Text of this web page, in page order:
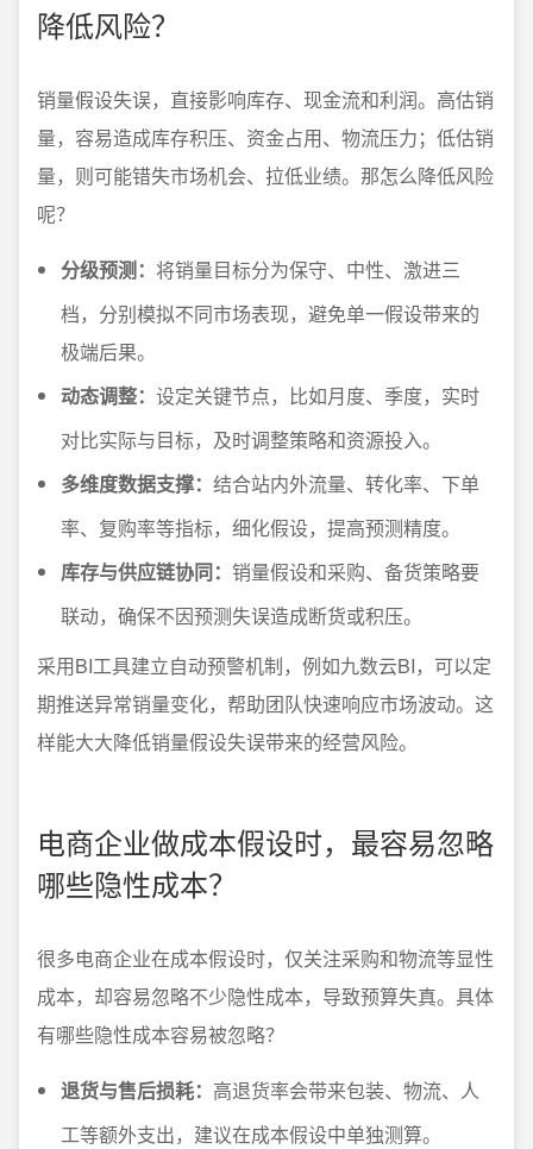
降低风险？
销量假设失误，直接影响库存、现金流和利润。高估销
量，容易造成库存积压、资金占用、物流压力；低估销
量，则可能错失市场机会、拉低业绩。那怎么降低风险
呢？
分级预测： 将销量目标分为保守、中性、激进三
档，分别模拟不同市场表现，避免单一假设带来的
极端后果。
动态调整： 设定关键节点，比如月度、季度，实时
对比实际与目标，及时调整策略和资源投入。
多维度数据支撑： 结合站内外流量、转化率、下单
率、复购率等指标，细化假设，提高预测精度。
库存与供应链协同： 销量假设和采购、备货策略要
联动，确保不因预测失误造成断货或积压。
采用BI工具建立自动预警机制，例如九数云BI，可以定
期推送异常销量变化，帮助团队快速响应市场波动。这
样能大大降低销量假设失误带来的经营风险。
电商企业做成本假设时，最容易忽略
哪些隐性成本？
很多电商企业在成本假设时，仅关注采购和物流等显性
成本，却容易忽略不少隐性成本，导致预算失真。具体
有哪些隐性成本容易被忽略？
退货与售后损耗： 高退货率会带来包装、物流、人
工等额外支出，建议在成本假设中单独测算。